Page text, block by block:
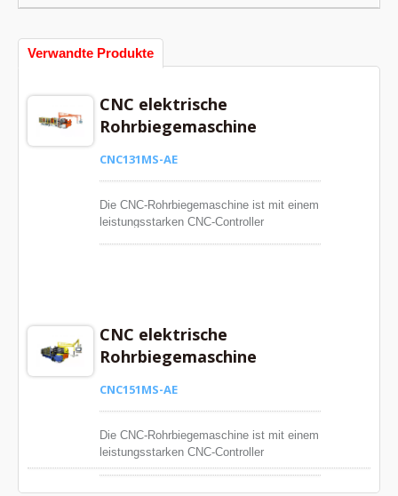
Verwandte Produkte
CNC elektrische
Rohrbiegemaschine
CNC131MS-AE
Die CNC-Rohrbiegemaschine ist mit einem
leistungsstarken CNC-Controller
Werkstücksimulation und die Einzelschritt-
Betriebssimulation usw. Diese bieten den
benutzerfreundliche Steuerungsfunktionen.
CNC elektrische
Rohrbiegemaschine
CNC151MS-AE
Die CNC-Rohrbiegemaschine ist mit einem
leistungsstarken CNC-Controller
ausgestattet. Der Controller verwendet ein